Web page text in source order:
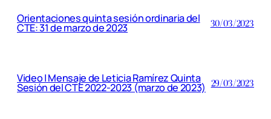
Orientaciones quinta sesión ordinaria del
CTE: 31 de marzo de 2023 30/03/2023
Video | Mensaje de Leticia Ramírez Quinta
Sesión del CTE 2022-2023 (marzo de 2023) 29/03/2023